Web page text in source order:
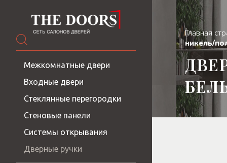
Межкомнатные двери
Входные двери
Стеклянные перегородки
Стеновые панели
Системы открывания
Дверные ручки
Главная
никель/